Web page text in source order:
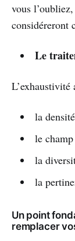
vous
considéreront
Le
la
le
la
la
Un point
remplacer